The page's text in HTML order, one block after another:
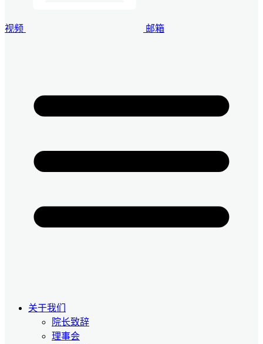
视频 邮箱
关于我们
院长致辞
理事会